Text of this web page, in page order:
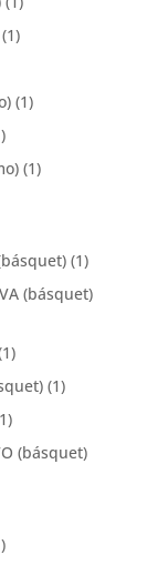
(1)
(1)
(1)
(1)
(básquet)
(1)
(básquet)